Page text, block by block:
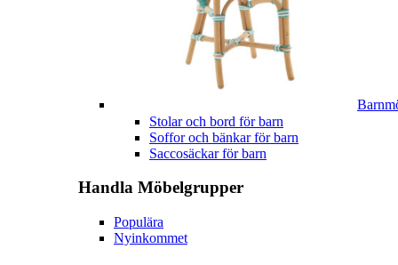
Stolar och bord för barn
Soffor och bänkar för barn
Saccosäckar för barn
Handla Möbelgrupper
Populära
Nyinkommet